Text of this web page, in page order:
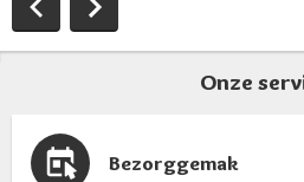
Onze
Bezorggemak